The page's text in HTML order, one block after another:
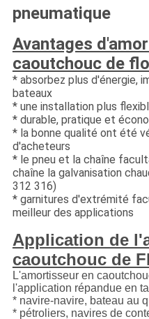
pneumatique
Avantages
caoutchouc de
* absorbez plus d'énergie,
bateaux
* une installation plus
* durable, pratique et
* la bonne qualité ont été
d'acheteurs
* le pneu et la chaîne
chaîne la galvanisation
312 316)
* garnitures d'extrémité
meilleur des applications
Application de
caoutchouc de
L'amortisseur en
l'application répandue en
* navire-navire, bateau au
* pétroliers, navires de